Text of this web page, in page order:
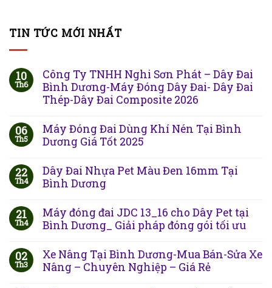
TIN TỨC MỚI NHẤT
10
Th6
Công Ty TNHH Nghi Sơn Phát – Dây Đai
Bình Dương-Máy Đóng Dây Đai- Dây Đai
Thép-Dây Đai Composite 2026
06
Th5
Máy Đóng Đai Dùng Khí Nén Tại Bình
Dương Giá Tốt 2025
22
Th4
Dây Đai Nhựa Pet Màu Đen 16mm Tại
Bình Dương
21
Th4
Máy đóng đai JDC 13_16 cho Dây Pet tại
Bình Dương_ Giải pháp đóng gói tối ưu
02
Th3
Xe Nâng Tại Bình Dương-Mua Bán-Sửa Xe
Nâng – Chuyên Nghiệp – Giá Rẻ